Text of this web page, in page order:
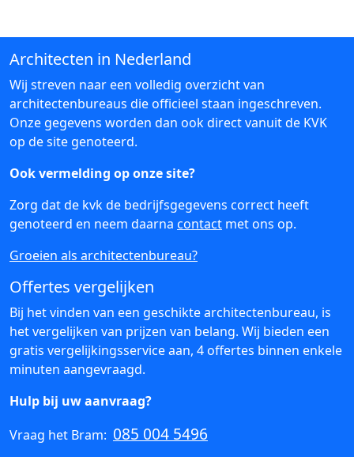
Architecten in Nederland
Wij streven naar een volledig overzicht van
architectenbureaus die officieel staan ingeschreven.
Onze gegevens worden dan ook direct vanuit de KVK
op de site genoteerd.
Ook vermelding op onze site?
Zorg dat de kvk de bedrijfsgegevens correct heeft
genoteerd en neem daarna contact met ons op.
Groeien als architectenbureau?
Offertes vergelijken
Bij het vinden van een geschikte architectenbureau, is
het vergelijken van prijzen van belang. Wij bieden een
gratis vergelijkingsservice aan, 4 offertes binnen enkele
minuten aangevraagd.
Hulp bij uw aanvraag?
Vraag het Bram: 085 004 5496